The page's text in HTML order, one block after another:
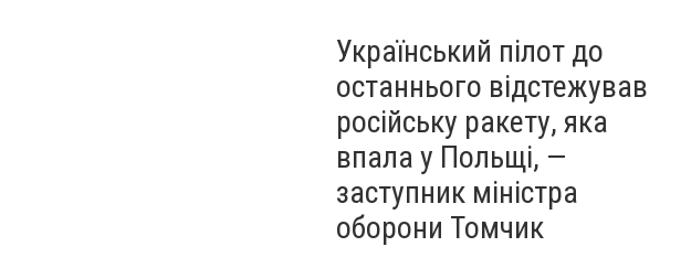
Український пілот до
останнього відстежував
російську ракету, яка
впала у Польщі, —
заступник міністра
оборони Томчик